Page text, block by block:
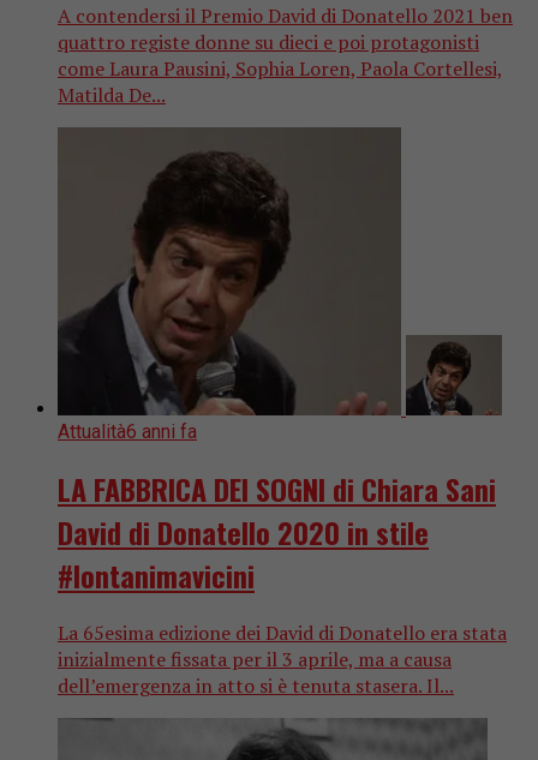
A contendersi il Premio David di Donatello 2021 ben
quattro registe donne su dieci e poi protagonisti
come Laura Pausini, Sophia Loren, Paola Cortellesi,
Matilda De...
Attualità6 anni fa
LA FABBRICA DEI SOGNI di Chiara Sani
David di Donatello 2020 in stile
#lontanimavicini
La 65esima edizione dei David di Donatello era stata
inizialmente fissata per il 3 aprile, ma a causa
dell’emergenza in atto si è tenuta stasera. Il...